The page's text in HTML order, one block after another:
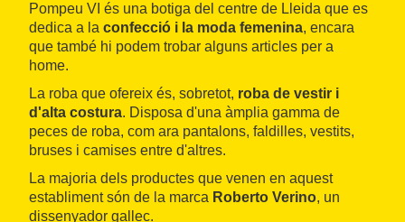
Pompeu VI és una botiga del centre de Lleida que es
dedica a la confecció i la moda femenina, encara
que també hi podem trobar alguns articles per a
home.
La roba que ofereix és, sobretot, roba de vestir i
d'alta costura. Disposa d'una àmplia gamma de
peces de roba, com ara pantalons, faldilles, vestits,
bruses i camises entre d'altres.
La majoria dels productes que venen en aquest
establiment són de la marca Roberto Verino, un
dissenyador gallec.